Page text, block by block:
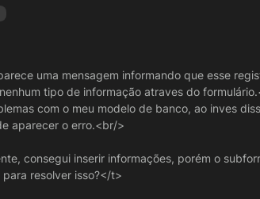
uma mensagem informando que esse
tipo de informação atraves do
com o meu modelo de banco, ao inves
aparecer o erro.<br/>
consegui inserir informações, porém o
resolver isso?</t>